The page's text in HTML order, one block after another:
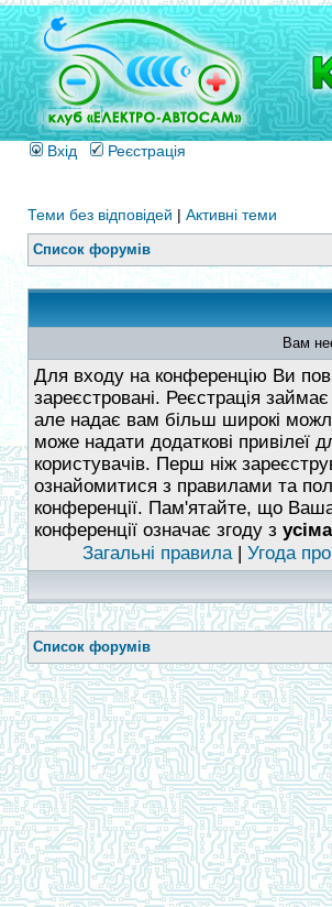
Вхід Реєстрація
Теми без відповідей | Активні теми
Список форумів
Вам
Для входу на конференцію Ви
зареєстровані. Реєстрація
але надає вам більш широкі
може надати додаткові привілеї
користувачів. Перш ніж
ознайомитися з правилами та
конференції. Пам'ятайте, що
конференції означає згоду з усіма
Загальні правила| Угода
Список форумів